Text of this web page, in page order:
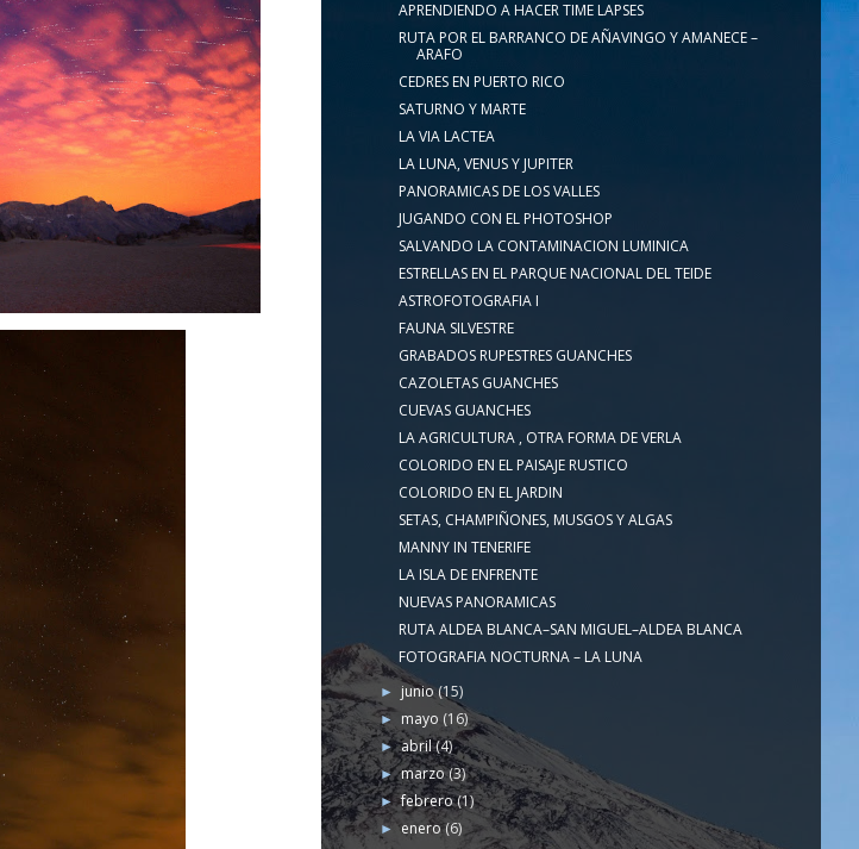
APRENDIENDO A HACER TIME LAPSES
RUTA POR EL BARRANCO DE AÑAVINGO Y AMANECE –
ARAFO
CEDRES EN PUERTO RICO
SATURNO Y MARTE
LA VIA LACTEA
LA LUNA, VENUS Y JUPITER
PANORAMICAS DE LOS VALLES
JUGANDO CON EL PHOTOSHOP
SALVANDO LA CONTAMINACION LUMINICA
ESTRELLAS EN EL PARQUE NACIONAL DEL TEIDE
ASTROFOTOGRAFIA I
FAUNA SILVESTRE
GRABADOS RUPESTRES GUANCHES
CAZOLETAS GUANCHES
CUEVAS GUANCHES
LA AGRICULTURA , OTRA FORMA DE VERLA
COLORIDO EN EL PAISAJE RUSTICO
COLORIDO EN EL JARDIN
SETAS, CHAMPIÑONES, MUSGOS Y ALGAS
MANNY IN TENERIFE
LA ISLA DE ENFRENTE
NUEVAS PANORAMICAS
RUTA ALDEA BLANCA–SAN MIGUEL–ALDEA BLANCA
FOTOGRAFIA NOCTURNA – LA LUNA
► junio(15)
► mayo (16)
►abril(4)
►marzo(3)
►febrero(1)
►enero(6)